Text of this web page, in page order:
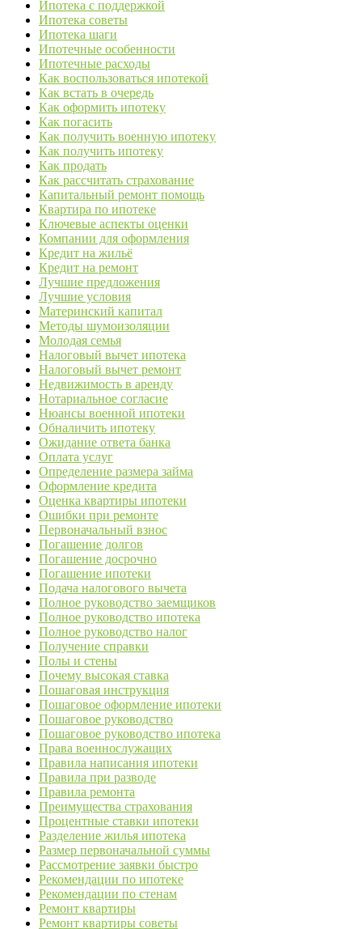
Ипотека с поддержкой
Ипотека советы
Ипотека шаги
Ипотечные особенности
Ипотечные расходы
Как воспользоваться ипотекой
Как встать в очередь
Как оформить ипотеку
Как погасить
Как получить военную ипотеку
Как получить ипотеку
Как продать
Как рассчитать страхование
Капитальный ремонт помощь
Квартира по ипотеке
Ключевые аспекты оценки
Компании для оформления
Кредит на жильё
Кредит на ремонт
Лучшие предложения
Лучшие условия
Материнский капитал
Методы шумоизоляции
Молодая семья
Налоговый вычет ипотека
Налоговый вычет ремонт
Недвижимость в аренду
Нотариальное согласие
Нюансы военной ипотеки
Обналичить ипотеку
Ожидание ответа банка
Оплата услуг
Определение размера займа
Оформление кредита
Оценка квартиры ипотеки
Ошибки при ремонте
Первоначальный взнос
Погашение долгов
Погашение досрочно
Погашение ипотеки
Подача налогового вычета
Полное руководство заемщиков
Полное руководство ипотека
Полное руководство налог
Получение справки
Полы и стены
Почему высокая ставка
Пошаговая инструкция
Пошаговое оформление ипотеки
Пошаговое руководство
Пошаговое руководство ипотека
Права военнослужащих
Правила написания ипотеки
Правила при разводе
Правила ремонта
Преимущества страхования
Процентные ставки ипотеки
Разделение жилья ипотека
Размер первоначальной суммы
Рассмотрение заявки быстро
Рекомендации по ипотеке
Рекомендации по стенам
Ремонт квартиры
Ремонт квартиры советы